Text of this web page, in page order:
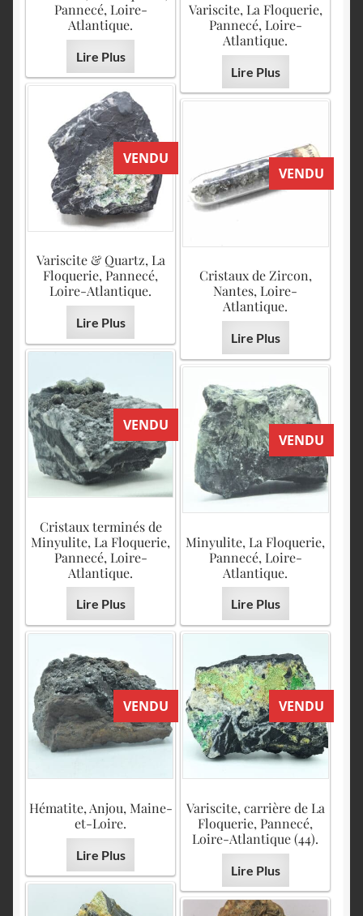
Pannecé, Loire-
Atlantique.
Lire Plus
Variscite, La Floquerie,
Pannecé, Loire-
Atlantique.
Lire Plus
VENDU
Variscite & Quartz, La
Floquerie, Pannecé,
Loire-Atlantique.
Lire Plus
VENDU
Cristaux de Zircon,
Nantes, Loire-
Atlantique.
Lire Plus
VENDU
Cristaux terminés de
Minyulite, La Floquerie,
Pannecé, Loire-
Atlantique.
Lire Plus
VENDU
Minyulite, La Floquerie,
Pannecé, Loire-
Atlantique.
Lire Plus
VENDU
Hématite, Anjou, Maine-
et-Loire.
Lire Plus
VENDU
Variscite, carrière de La
Floquerie, Pannecé,
Loire-Atlantique (44).
Lire Plus